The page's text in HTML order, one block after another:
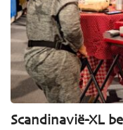
Scandinavië-XL